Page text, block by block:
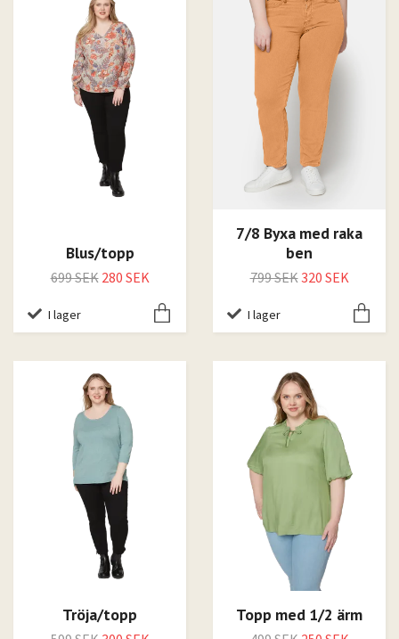
Blus/topp
699 SEK 280 SEK
I lager
7/8 Byxa med raka
ben
799 SEK320 SEK
I lager
Tröja/topp Topp med 1/2 ärm